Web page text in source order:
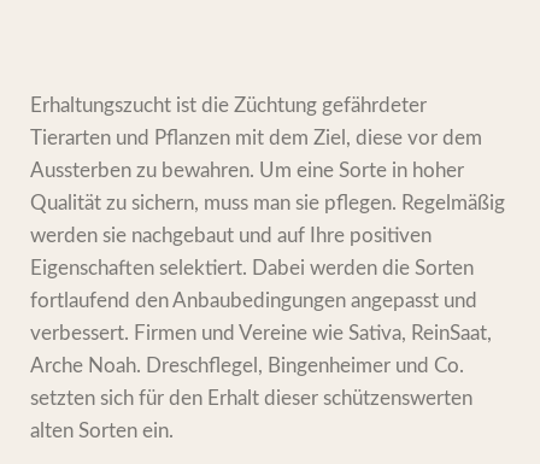
Erhaltungszucht ist die Züchtung gefährdeter
Tierarten und Pflanzen mit dem Ziel, diese vor dem
Aussterben zu bewahren. Um eine Sorte in hoher
Qualität zu sichern, muss man sie pflegen. Regelmäßig
werden sie nachgebaut und auf Ihre positiven
Eigenschaften selektiert. Dabei werden die Sorten
fortlaufend den Anbaubedingungen angepasst und
verbessert. Firmen und Vereine wie Sativa, ReinSaat,
Arche Noah. Dreschflegel, Bingenheimer und Co.
setzten sich für den Erhalt dieser schützenswerten
alten Sorten ein.